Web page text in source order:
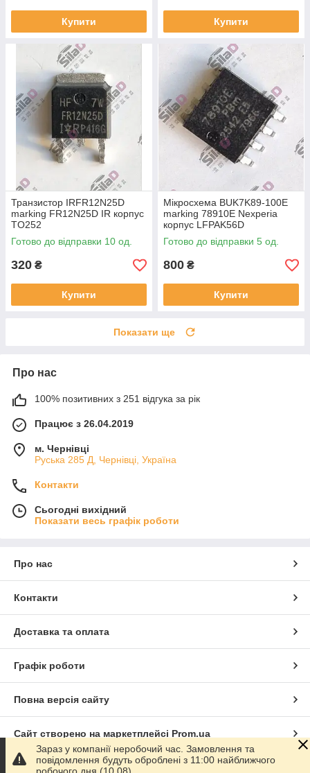
Купити Купити
Транзистор IRFR12N25D
marking FR12N25D IR корпус
TO252
Готово до відправки 10 од.
320 ₴
Купити
Мікросхема BUK7K89-100E
marking 78910E Nexperia
корпус LFPAK56D
Готово до відправки 5 од.
800 ₴
Купити
Показати ще
Про нас
100% позитивних з 251 відгука за рік
Працює з 26.04.2019
м. Чернівці
Руська 285 Д, Чернівці, Україна
Контакти
Сьогодні вихідний
Показати весь графік роботи
Про нас
Контакти
Доставка та оплата
Графік роботи
Повна версія сайту
Сайт створено на маркетплейсі Prom.ua
Політика конфіденційності
Зараз у компанії неробочий час. Замовлення та
повідомлення будуть оброблені з 11:00 найближчого